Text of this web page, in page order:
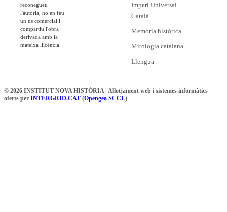
reconegueu
l'autoria, no en feu
un ús comercial i
compartiu l'obra
derivada amb la
mateixa llicència.
Imperi Universal
Català
Memòria històrica
Mitologia catalana
Llengua
© 2026 INSTITUT NOVA HISTÒRIA | Allotjament web i sistemes informàtics
oferts per INTERGRID.CAT (Opengea SCCL)